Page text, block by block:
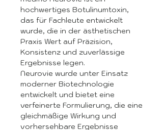
hochwertiges Botulinumtoxin,
das für Fachleute entwickelt
wurde, die in der ästhetischen
Praxis Wert auf Präzision,
Konsistenz und zuverlässige
Ergebnisse legen.
Neurovie wurde unter Einsatz
moderner Biotechnologie
entwickelt und bietet eine
verfeinerte Formulierung, die eine
gleichmäßige Wirkung und
vorhersehbare Ergebnisse